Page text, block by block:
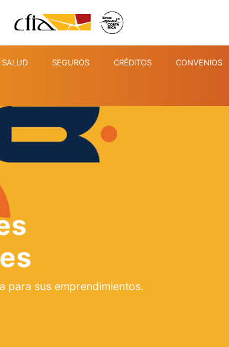
SEGUROS CRÉDITOS CONVENIOS
para sus emprendimientos.